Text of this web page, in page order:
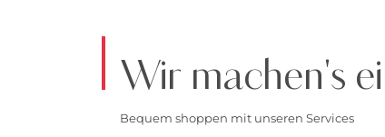
Wir machen's
Bequem shoppen mit unseren Services